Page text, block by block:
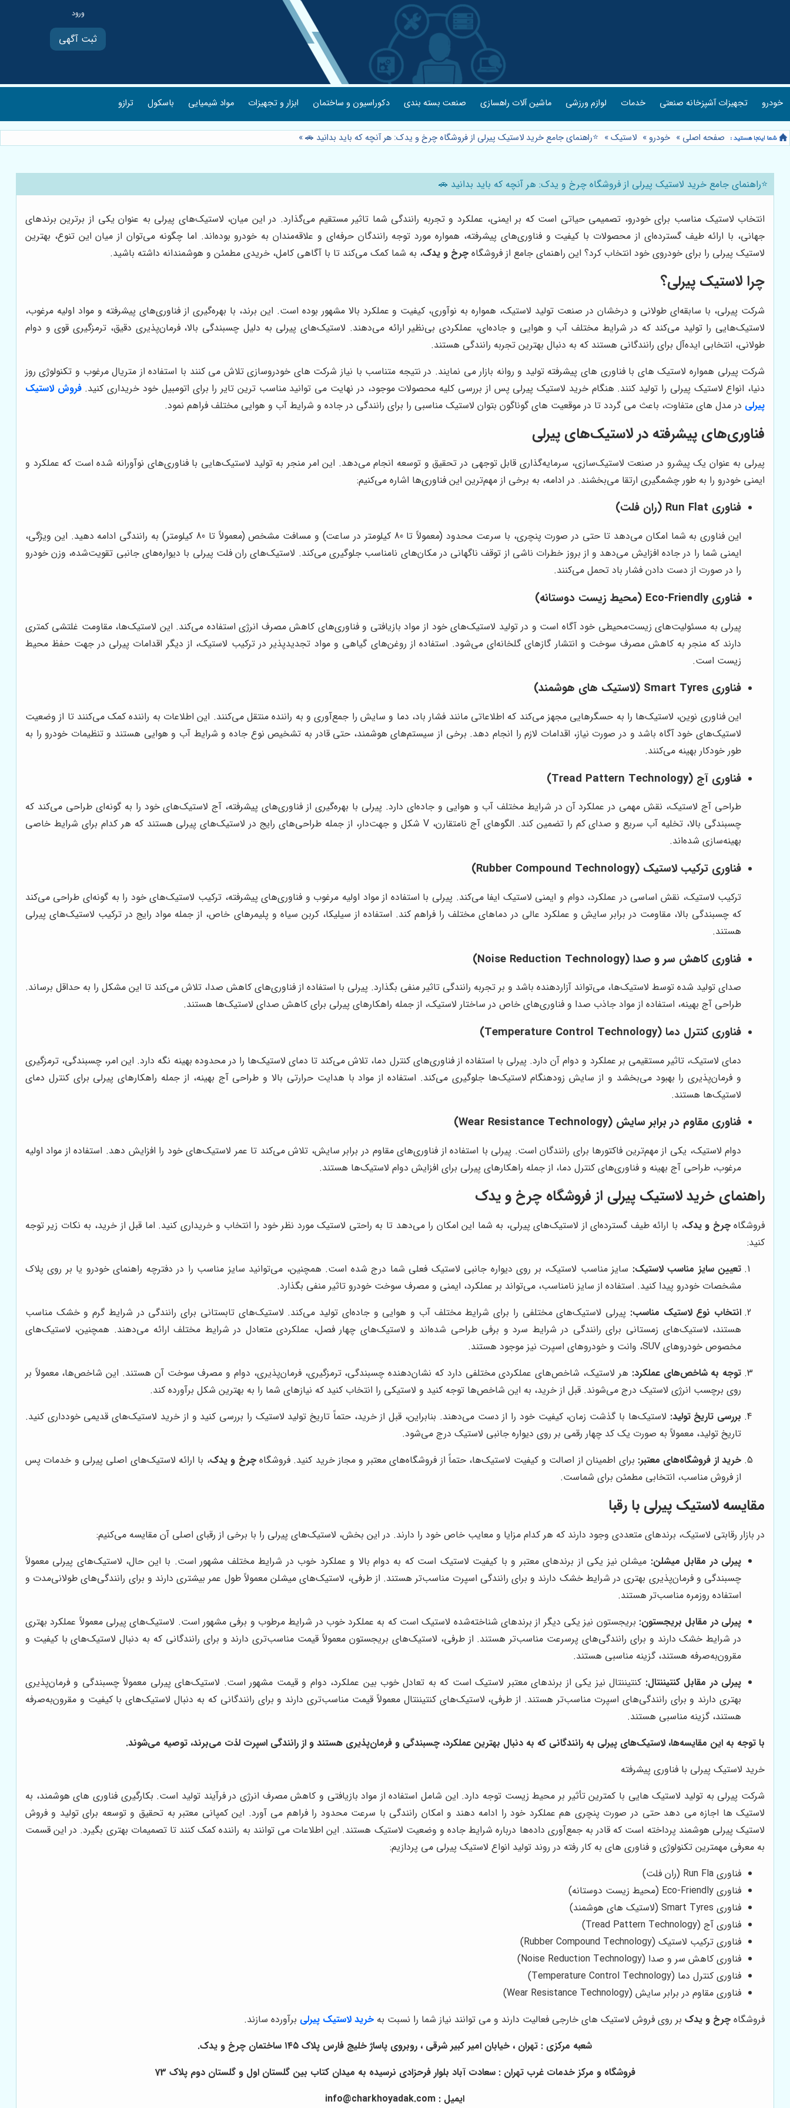
ثبت آگهی
خودرو تجهیزات آشپزخانه صنعتی خدمات لوازم ورزشی ماشین آلات راهسازی صنعت بسته بندی دکوراسیون و ساختمان ابزار و تجهیزات مواد شیمیایی باسکول ترازو
صفحه اصلی » خودرو » لاستیک» ⭐️راهنمای جامع خرید لاستیک پیرلی از فروشگاه چرخ و یدک: هر آنچه که باید بدانید 🚗»
⭐️راهنمای جامع خرید لاستیک پیرلی از فروشگاه چرخ و یدک: هر آنچه که باید بدانید 🚗
انتخاب لاستیک مناسب برای خودرو، تصمیمی حیاتی است که بر ایمنی، عملکرد و تجربه رانندگی شما تاثیر مستقیم می‌گذارد. در این میان، لاستیک‌های پیرلی به عنوان یکی از برترین برندهای
جهانی، با ارائه طیف گسترده‌ای از محصولات با کیفیت و فناوری‌های پیشرفته، همواره مورد توجه رانندگان حرفه‌ای و علاقه‌مندان به خودرو بوده‌اند. اما چگونه می‌توان از میان این تنوع، بهترین
لاستیک پیرلی را برای خودروی خود انتخاب کرد؟ این راهنمای جامع از فروشگاه چرخ و یدک، به شما کمک می‌کند تا با آگاهی کامل، خریدی مطمئن و هوشمندانه داشته باشید.
چرا لاستیک پیرلی؟
شرکت پیرلی، با سابقه‌ای طولانی و درخشان در صنعت تولید لاستیک، همواره به نوآوری، کیفیت و عملکرد بالا مشهور بوده است. این برند، با بهره‌گیری از فناوری‌های پیشرفته و مواد اولیه مرغوب،
لاستیک‌هایی را تولید می‌کند که در شرایط مختلف آب و هوایی و جاده‌ای، عملکردی بی‌نظیر ارائه می‌دهند. لاستیک‌های پیرلی به دلیل چسبندگی بالا، فرمان‌پذیری دقیق، ترمزگیری قوی و دوام
طولانی، انتخابی ایده‌آل برای رانندگانی هستند که به دنبال بهترین تجربه رانندگی هستند.
شرکت پیرلی همواره لاستیک های با فناوری های پیشرفته تولید و روانه بازار می نمایند. در نتیجه متناسب با نیاز شرکت های خودروسازی تلاش می کنند با استفاده از متریال مرغوب و تکنولوژی روز
دنیا، انواع لاستیک پیرلی را تولید کنند. هنگام خرید لاستیک پیرلی پس از بررسی کلیه محصولات موجود، در نهایت می توانید مناسب ترین تایر را برای اتومبیل خود خریداری کنید.فروش لاستیک
پیرلی در مدل های متفاوت، باعث می گردد تا در موقعیت های گوناگون بتوان لاستیک مناسبی را برای رانندگی در جاده و شرایط آب و هوایی مختلف فراهم نمود.
فناوری‌های پیشرفته در لاستیک‌های پیرلی
پیرلی به عنوان یک پیشرو در صنعت لاستیک‌سازی، سرمایه‌گذاری قابل توجهی در تحقیق و توسعه انجام می‌دهد. این امر منجر به تولید لاستیک‌هایی با فناوری‌های نوآورانه شده است که عملکرد و
ایمنی خودرو را به طور چشمگیری ارتقا می‌بخشند. در ادامه، به برخی از مهم‌ترین این فناوری‌ها اشاره می‌کنیم:
فناوری Run Flat (ران فلت)
این فناوری به شما امکان می‌دهد تا حتی در صورت پنچری، با سرعت محدود (معمولاً تا 80 کیلومتر در ساعت) و مسافت مشخص (معمولاً تا 80 کیلومتر) به رانندگی ادامه دهید. این ویژگی،
ایمنی شما را در جاده افزایش می‌دهد و از بروز خطرات ناشی از توقف ناگهانی در مکان‌های نامناسب جلوگیری می‌کند. لاستیک‌های ران فلت پیرلی با دیواره‌های جانبی تقویت‌شده، وزن خودرو
را در صورت از دست دادن فشار باد تحمل می‌کنند.
فناوری Eco-Friendly (محیط زیست دوستانه)
پیرلی به مسئولیت‌های زیست‌محیطی خود آگاه است و در تولید لاستیک‌های خود از مواد بازیافتی و فناوری‌های کاهش مصرف انرژی استفاده می‌کند. این لاستیک‌ها، مقاومت غلتشی کمتری
دارند که منجر به کاهش مصرف سوخت و انتشار گازهای گلخانه‌ای می‌شود. استفاده از روغن‌های گیاهی و مواد تجدیدپذیر در ترکیب لاستیک، از دیگر اقدامات پیرلی در جهت حفظ محیط
زیست است.
فناوری Smart Tyres (لاستیک های هوشمند)
این فناوری نوین، لاستیک‌ها را به حسگرهایی مجهز می‌کند که اطلاعاتی مانند فشار باد، دما و سایش را جمع‌آوری و به راننده منتقل می‌کنند. این اطلاعات به راننده کمک می‌کنند تا از وضعیت
لاستیک‌های خود آگاه باشد و در صورت نیاز، اقدامات لازم را انجام دهد. برخی از سیستم‌های هوشمند، حتی قادر به تشخیص نوع جاده و شرایط آب و هوایی هستند و تنظیمات خودرو را به
طور خودکار بهینه می‌کنند.
فناوری آج (Tread Pattern Technology)
طراحی آج لاستیک، نقش مهمی در عملکرد آن در شرایط مختلف آب و هوایی و جاده‌ای دارد. پیرلی با بهره‌گیری از فناوری‌های پیشرفته، آج لاستیک‌های خود را به گونه‌ای طراحی می‌کند که
چسبندگی بالا، تخلیه آب سریع و صدای کم را تضمین کند. الگوهای آج نامتقارن، V شکل و جهت‌دار، از جمله طراحی‌های رایج در لاستیک‌های پیرلی هستند که هر کدام برای شرایط خاصی
بهینه‌سازی شده‌اند.
فناوری ترکیب لاستیک (Rubber Compound Technology)
ترکیب لاستیک، نقش اساسی در عملکرد، دوام و ایمنی لاستیک ایفا می‌کند. پیرلی با استفاده از مواد اولیه مرغوب و فناوری‌های پیشرفته، ترکیب لاستیک‌های خود را به گونه‌ای طراحی می‌کند
که چسبندگی بالا، مقاومت در برابر سایش و عملکرد عالی در دماهای مختلف را فراهم کند. استفاده از سیلیکا، کربن سیاه و پلیمرهای خاص، از جمله مواد رایج در ترکیب لاستیک‌های پیرلی
هستند.
فناوری کاهش سر و صدا (Noise Reduction Technology)
صدای تولید شده توسط لاستیک‌ها، می‌تواند آزاردهنده باشد و بر تجربه رانندگی تاثیر منفی بگذارد. پیرلی با استفاده از فناوری‌های کاهش صدا، تلاش می‌کند تا این مشکل را به حداقل برساند.
طراحی آج بهینه، استفاده از مواد جاذب صدا و فناوری‌های خاص در ساختار لاستیک، از جمله راهکارهای پیرلی برای کاهش صدای لاستیک‌ها هستند.
فناوری کنترل دما (Temperature Control Technology)
دمای لاستیک، تاثیر مستقیمی بر عملکرد و دوام آن دارد. پیرلی با استفاده از فناوری‌های کنترل دما، تلاش می‌کند تا دمای لاستیک‌ها را در محدوده بهینه نگه دارد. این امر، چسبندگی، ترمزگیری
و فرمان‌پذیری را بهبود می‌بخشد و از سایش زودهنگام لاستیک‌ها جلوگیری می‌کند. استفاده از مواد با هدایت حرارتی بالا و طراحی آج بهینه، از جمله راهکارهای پیرلی برای کنترل دمای
لاستیک‌ها هستند.
فناوری مقاوم در برابر سایش (Wear Resistance Technology)
دوام لاستیک، یکی از مهم‌ترین فاکتورها برای رانندگان است. پیرلی با استفاده از فناوری‌های مقاوم در برابر سایش، تلاش می‌کند تا عمر لاستیک‌های خود را افزایش دهد. استفاده از مواد اولیه
مرغوب، طراحی آج بهینه و فناوری‌های کنترل دما، از جمله راهکارهای پیرلی برای افزایش دوام لاستیک‌ها هستند.
راهنمای خرید لاستیک پیرلی از فروشگاه چرخ و یدک
فروشگاهچرخ و یدک، با ارائه طیف گسترده‌ای از لاستیک‌های پیرلی، به شما این امکان را می‌دهد تا به راحتی لاستیک مورد نظر خود را انتخاب و خریداری کنید. اما قبل از خرید، به نکات زیر توجه
کنید:
تعیین سایز مناسب لاستیک: سایز مناسب لاستیک، بر روی دیواره جانبی لاستیک فعلی شما درج شده است. همچنین، می‌توانید سایز مناسب را در دفترچه راهنمای خودرو یا بر روی پلاک
مشخصات خودرو پیدا کنید. استفاده از سایز نامناسب، می‌تواند بر عملکرد، ایمنی و مصرف سوخت خودرو تاثیر منفی بگذارد.
انتخاب نوع لاستیک مناسب: پیرلی لاستیک‌های مختلفی را برای شرایط مختلف آب و هوایی و جاده‌ای تولید می‌کند. لاستیک‌های تابستانی برای رانندگی در شرایط گرم و خشک مناسب
هستند، لاستیک‌های زمستانی برای رانندگی در شرایط سرد و برفی طراحی شده‌اند و لاستیک‌های چهار فصل، عملکردی متعادل در شرایط مختلف ارائه می‌دهند. همچنین، لاستیک‌های
مخصوص خودروهای SUV، وانت و خودروهای اسپرت نیز موجود هستند.
توجه به شاخص‌های عملکرد: هر لاستیک، شاخص‌های عملکردی مختلفی دارد که نشان‌دهنده چسبندگی، ترمزگیری، فرمان‌پذیری، دوام و مصرف سوخت آن هستند. این شاخص‌ها، معمولاً بر
روی برچسب انرژی لاستیک درج می‌شوند. قبل از خرید، به این شاخص‌ها توجه کنید و لاستیکی را انتخاب کنید که نیازهای شما را به بهترین شکل برآورده کند.
بررسی تاریخ تولید: لاستیک‌ها با گذشت زمان، کیفیت خود را از دست می‌دهند. بنابراین، قبل از خرید، حتماً تاریخ تولید لاستیک را بررسی کنید و از خرید لاستیک‌های قدیمی خودداری کنید.
تاریخ تولید، معمولاً به صورت یک کد چهار رقمی بر روی دیواره جانبی لاستیک درج می‌شود.
خرید از فروشگاه‌های معتبر: برای اطمینان از اصالت و کیفیت لاستیک‌ها، حتماً از فروشگاه‌های معتبر و مجاز خرید کنید. فروشگاهچرخ و یدک، با ارائه لاستیک‌های اصلی پیرلی و خدمات پس
از فروش مناسب، انتخابی مطمئن برای شماست.
مقایسه لاستیک پیرلی با رقبا
در بازار رقابتی لاستیک، برندهای متعددی وجود دارند که هر کدام مزایا و معایب خاص خود را دارند. در این بخش، لاستیک‌های پیرلی را با برخی از رقبای اصلی آن مقایسه می‌کنیم:
پیرلی در مقابل میشلن: میشلن نیز یکی از برندهای معتبر و با کیفیت لاستیک است که به دوام بالا و عملکرد خوب در شرایط مختلف مشهور است. با این حال، لاستیک‌های پیرلی معمولاً
چسبندگی و فرمان‌پذیری بهتری در شرایط خشک دارند و برای رانندگی اسپرت مناسب‌تر هستند. از طرفی، لاستیک‌های میشلن معمولاً طول عمر بیشتری دارند و برای رانندگی‌های طولانی‌مدت و
استفاده روزمره مناسب‌تر هستند.
پیرلی در مقابل بریجستون: بریجستون نیز یکی دیگر از برندهای شناخته‌شده لاستیک است که به عملکرد خوب در شرایط مرطوب و برفی مشهور است. لاستیک‌های پیرلی معمولاً عملکرد بهتری
در شرایط خشک دارند و برای رانندگی‌های پرسرعت مناسب‌تر هستند. از طرفی، لاستیک‌های بریجستون معمولاً قیمت مناسب‌تری دارند و برای رانندگانی که به دنبال لاستیک‌های با کیفیت و
مقرون‌به‌صرفه هستند، گزینه مناسبی هستند.
پیرلی در مقابل کنتیننتال: کنتیننتال نیز یکی از برندهای معتبر لاستیک است که به تعادل خوب بین عملکرد، دوام و قیمت مشهور است. لاستیک‌های پیرلی معمولاً چسبندگی و فرمان‌پذیری
بهتری دارند و برای رانندگی‌های اسپرت مناسب‌تر هستند. از طرفی، لاستیک‌های کنتیننتال معمولاً قیمت مناسب‌تری دارند و برای رانندگانی که به دنبال لاستیک‌های با کیفیت و مقرون‌به‌صرفه
هستند، گزینه مناسبی هستند.
با توجه به این مقایسه‌ها، لاستیک‌های پیرلی به رانندگانی که به دنبال بهترین عملکرد، چسبندگی و فرمان‌پذیری هستند و از رانندگی اسپرت لذت می‌برند، توصیه می‌شوند.
خرید لاستیک پیرلی با فناوری پیشرفته
شرکت پیرلی به تولید لاستیک هایی با کمترین تأثیر بر محیط زیست توجه دارد. این شامل استفاده از مواد بازیافتی و کاهش مصرف انرژی در فرآیند تولید است. بکارگیری فناوری های هوشمند، به
لاستیک ها اجازه می دهد حتی در صورت پنچری هم عملکرد خود را ادامه دهند و امکان رانندگی با سرعت محدود را فراهم می ‌آورد. این کمپانی معتبر به تحقیق و توسعه برای تولید و فروش
لاستیک پیرلی هوشمند پرداخته است که قادر به جمع‌آوری داده‌ها درباره شرایط جاده و وضعیت لاستیک هستند. این اطلاعات می توانند به راننده کمک کنند تا تصمیمات بهتری بگیرد. در این قسمت
به معرفی مهمترین تکنولوژی و فناوری های به کار رفته در روند تولید انواع لاستیک پیرلی می پردازیم:
فناوری Run Fla (ران فلت)
فناوری Eco-Friendly (محیط زیست دوستانه)
فناوری Smart Tyres (لاستیک های هوشمند)
فناوری آج (Tread Pattern Technology)
فناوری ترکیب لاستیک (Rubber Compound Technology)
فناوری کاهش سر و صدا (Noise Reduction Technology)
فناوری کنترل دما (Temperature Control Technology)
فناوری مقاوم در برابر سایش (Wear Resistance Technology)
فروشگاه چرخ و یدکبر روی فروش لاستیک های خارجی فعالیت دارند و می توانند نیاز شما را نسبت به خرید لاستیک پیرلی برآورده سازند.
شعبه مرکزی : تهران ، خیابان امیر کبیر شرقی ، روبروی پاساژ خلیج فارس پلاک ۱۴۵ ساختمان چرخ و یدک.
فروشگاه و مرکز خدمات غرب تهران : سعادت آباد بلوار فرحزادی نرسیده به میدان کتاب بین گلستان اول و گلستان دوم پلاک 73
ایمیل : info@charkhoyadak.com